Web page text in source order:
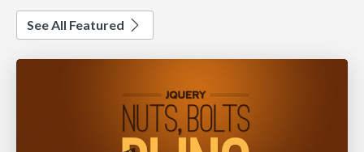
See All Featured